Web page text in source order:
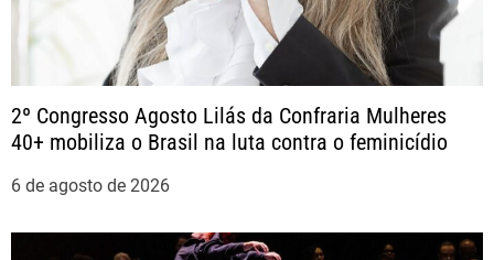
d
e
P
2º Congresso Agosto Lilás da Confraria Mulheres
40+ mobiliza o Brasil na luta contra o feminicídio
6 de agosto de 2026